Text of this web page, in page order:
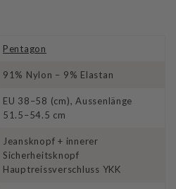
Pentagon
91% Nylon – 9% Elastan
EU 38–58 (cm), Aussenlänge
51.5–54.5 cm
Jeansknopf + innerer
Sicherheitsknopf
Hauptreissverschluss YKK